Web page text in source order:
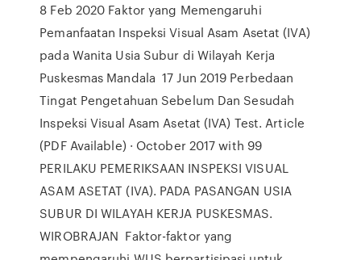
8 Feb 2020 Faktor yang Memengaruhi
Pemanfaatan Inspeksi Visual Asam Asetat (IVA)
pada Wanita Usia Subur di Wilayah Kerja
Puskesmas Mandala 17 Jun 2019 Perbedaan
Tingat Pengetahuan Sebelum Dan Sesudah
Inspeksi Visual Asam Asetat (IVA) Test. Article
(PDF Available) · October 2017 with 99
PERILAKU PEMERIKSAAN INSPEKSI VISUAL
ASAM ASETAT (IVA). PADA PASANGAN USIA
SUBUR DI WILAYAH KERJA PUSKESMAS.
WIROBRAJAN Faktor-faktor yang